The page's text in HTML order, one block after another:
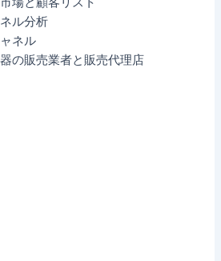
ル分析
ネル
販売業者と販売代理店